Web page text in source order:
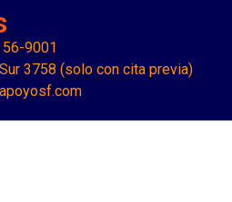
9001
3758 (solo con cita previa)